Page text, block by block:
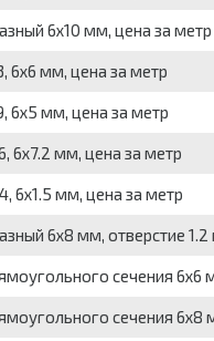
6x10 мм, цена за метр
6x6 мм, цена за метр
6x5 мм, цена за метр
6x7.2 мм, цена за метр
6x1.5 мм, цена за метр
6x8 мм, отверстие 1.2
сечения 6x6
сечения 6x8